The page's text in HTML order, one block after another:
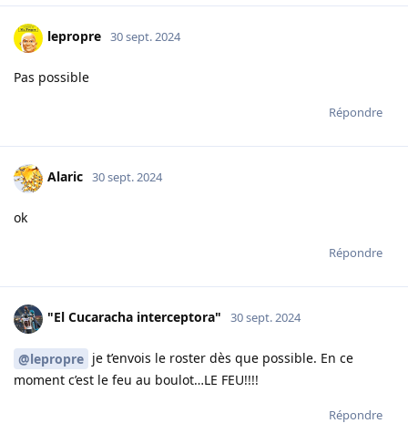
lepropre 30 sept. 2024
Pas possible
Répondre
Alaric 30 sept. 2024
ok
Répondre
"El Cucaracha interceptora" 30 sept. 2024
@lepropre je t’envois le roster dès que possible. En ce
moment c’est le feu au boulot…LE FEU!!!!
Répondre